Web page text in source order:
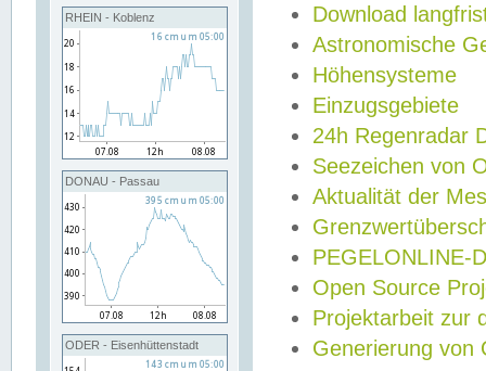
RHEIN - Koblenz
DONAU - Passau
ODER - Eisenhüttenstadt
Download
Astronomische
Höhensysteme
Einzugsgebiete
24h Regenradar
Seezeichen von
Aktualität der
PEGELONLINE-
Open Source
Projektarbeit zur
Generierung von